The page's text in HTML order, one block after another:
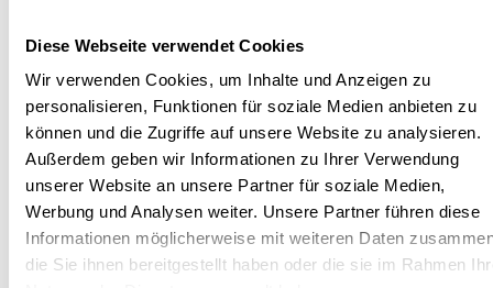
Diese Webseite verwendet Cookies
Wir verwenden Cookies, um Inhalte und Anzeigen zu
personalisieren, Funktionen für soziale Medien anbieten zu
können und die Zugriffe auf unsere Website zu analysieren.
Außerdem geben wir Informationen zu Ihrer Verwendung
unserer Website an unsere Partner für soziale Medien,
Werbung und Analysen weiter. Unsere Partner führen diese
Informationen möglicherweise mit weiteren Daten
die Sie ihnen bereitgestellt haben oder die sie im Rahmen
aktuell: erschienen 2022
269 Seiten
29,90 EUR
versandkostenfreie Lieferung
auf Rechnung
(Bezahlung erst nach Lieferung)